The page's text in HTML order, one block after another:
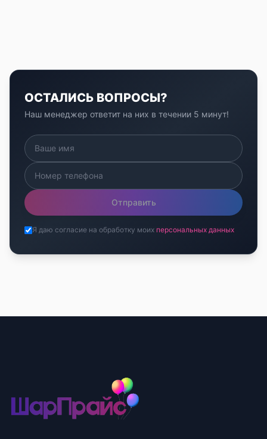
ОСТАЛИСЬ ВОПРОСЫ?
Наш менеджер ответит на них в течении 5 минут!
Отправить
Я даю согласие на обработку моих персональных данных